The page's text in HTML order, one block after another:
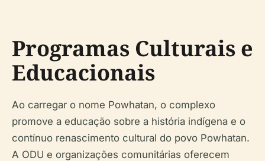
Programas Culturais e
Educacionais
Ao carregar o nome Powhatan, o complexo
promove a educação sobre a história indígena e o
contínuo renascimento cultural do povo Powhatan.
A ODU e organizações comunitárias oferecem